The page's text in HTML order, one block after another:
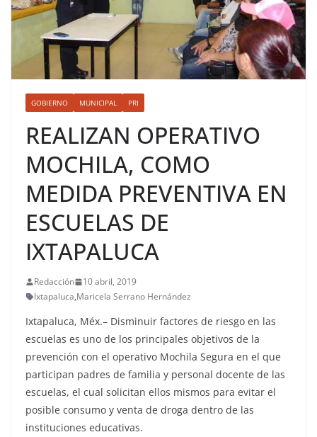
GOBIERNO MUNICIPAL PRI
REALIZAN OPERATIVO
MOCHILA, COMO
MEDIDA PREVENTIVA EN
ESCUELAS DE
IXTAPALUCA
Redacción
10 abril, 2019
Ixtapaluca,Maricela Serrano Hernández
Ixtapaluca, Méx.– Disminuir factores de riesgo en las
escuelas es uno de los principales objetivos de la
prevención con el operativo Mochila Segura en el que
participan padres de familia y personal docente de las
escuelas, el cual solicitan ellos mismos para evitar el
posible consumo y venta de droga dentro de las
instituciones educativas.